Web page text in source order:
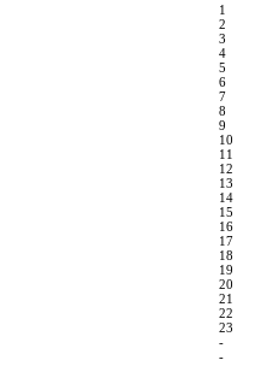
1
2
3
4
5
6
7
8
9
10
11
12
13
14
15
16
17
18
19
20
21
22
23
-
-